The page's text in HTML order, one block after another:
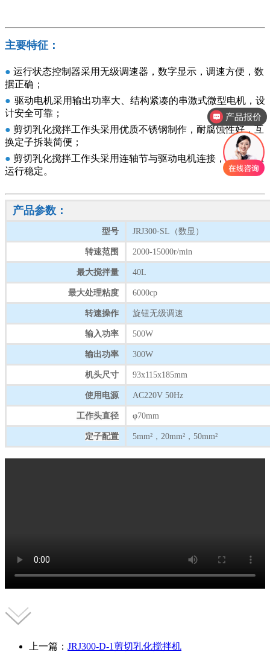
主要特征：
● 运行状态控制器采用无级调速器，数字显示，调速方便，数
据正确；
● 驱动电机采用输出功率大、结构紧凑的串激式微型电机，设
计安全可靠；
● 剪切乳化搅拌工作头采用优质不锈钢制作，耐腐蚀性好，互
换定子拆装简便；
● 剪切乳化搅拌工作头采用连轴节与驱动电机连接，高速状态
运行稳定。
产品参数：
型号 JRJ300-SL（数显）
转速范围 2000-15000r/min
最大搅拌量 40L
最大处理粘度 6000cp
转速操作 旋钮无级调速
输入功率 500W
输出功率 300W
机头尺寸 93x115x185mm
使用电源 AC220V 50Hz
工作头直径 φ70mm
定子配置 5mm²，20mm²，50mm²
上一篇： JRJ300-D-1剪切乳化搅拌机
产品报价